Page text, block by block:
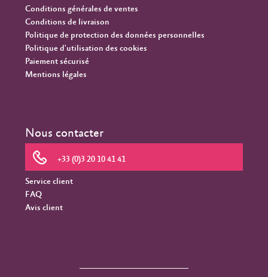
Conditions générales de ventes
Conditions de livraison
Politique de protection des données personnelles
Politique d'utilisation des cookies
Paiement sécurisé
Mentions légales
Nous contacter
+33 (0)3 20 10 41 41
Service client
FAQ
Avis client